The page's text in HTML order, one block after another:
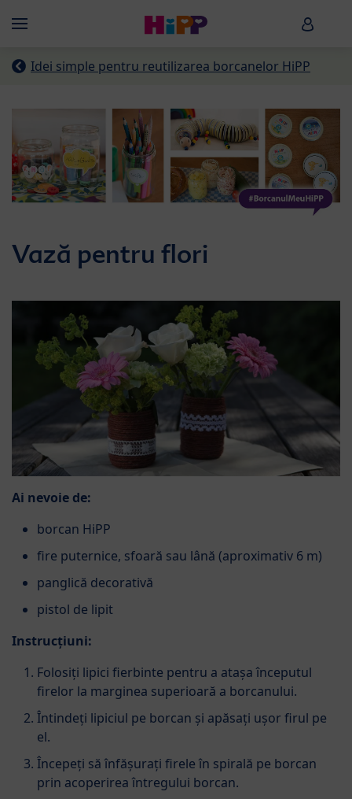
Menü HiPP
Idei simple pentru reutilizarea borcanelor HiPP
Vază pentru flori
Ai nevoie de:
borcan HiPP
fire puternice, sfoară sau lână (aproximativ 6 m)
panglică decorativă
pistol de lipit
Instrucțiuni:
Folosiți lipici fierbinte pentru a atașa începutul
firelor la marginea superioară a borcanului.
Întindeți lipiciul pe borcan și apăsați ușor firul pe
el.
Începeți să înfășurați firele în spirală pe borcan
prin acoperirea întregului borcan.